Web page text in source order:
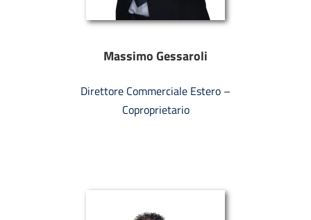
Massimo Gessaroli
Direttore Commerciale Estero –
Coproprietario